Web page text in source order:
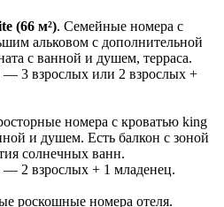
(66 м²). Семейные номера с
альковом с дополнительной
с ванной и душем, терраса.
3 взрослых или 2 взрослых +
номера с кроватью king
и душем. Есть балкон с зоной
солнечных ванн.
2 взрослых + 1 младенец.
роскошные номера отеля.